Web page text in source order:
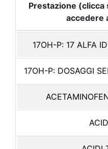
Prestazione
accedere
17OH-P: 17 ALFA
17OH-P: DOSAGGI